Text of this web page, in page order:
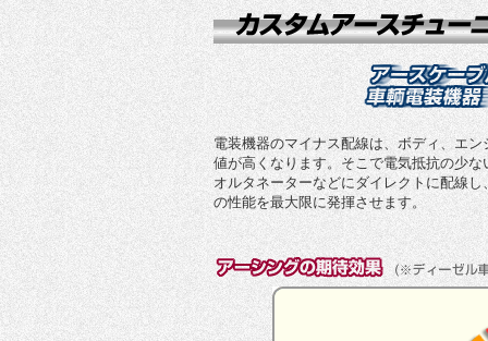
電装機器のマイナス配線は、ボディ、エ
値が高くなります。そこで電気抵抗の少
オルタネーターなどにダイレクトに配線
の性能を最大限に発揮させます。